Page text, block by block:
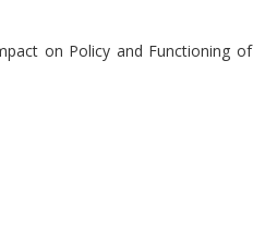
on Policy and Functioning of